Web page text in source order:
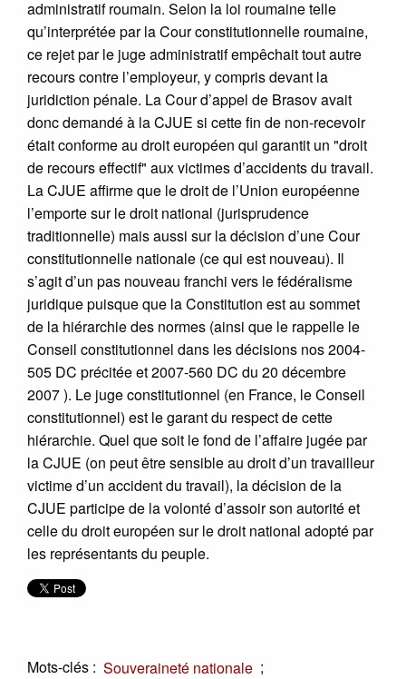
administratif roumain. Selon la loi roumaine telle
qu’interprétée par la Cour constitutionnelle roumaine,
ce rejet par le juge administratif empêchait tout autre
recours contre l’employeur, y compris devant la
juridiction pénale. La Cour d’appel de Brasov avait
donc demandé à la CJUE si cette fin de non-recevoir
était conforme au droit européen qui garantit un "droit
de recours effectif" aux victimes d’accidents du travail.
La CJUE affirme que le droit de l’Union européenne
l’emporte sur le droit national (jurisprudence
traditionnelle) mais aussi sur la décision d’une Cour
constitutionnelle nationale (ce qui est nouveau). Il
s’agit d’un pas nouveau franchi vers le fédéralisme
juridique puisque que la Constitution est au sommet
de la hiérarchie des normes (ainsi que le rappelle le
Conseil constitutionnel dans les décisions nos 2004-
505 DC précitée et 2007-560 DC du 20 décembre
2007 ). Le juge constitutionnel (en France, le Conseil
constitutionnel) est le garant du respect de cette
hiérarchie. Quel que soit le fond de l’affaire jugée par
la CJUE (on peut être sensible au droit d’un travailleur
victime d’un accident du travail), la décision de la
CJUE participe de la volonté d’assoir son autorité et
celle du droit européen sur le droit national adopté par
les représentants du peuple.
Mots-clés : Souveraineté nationale ;